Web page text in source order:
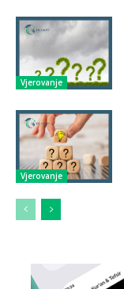
Vjerovanje
Vjerovanje